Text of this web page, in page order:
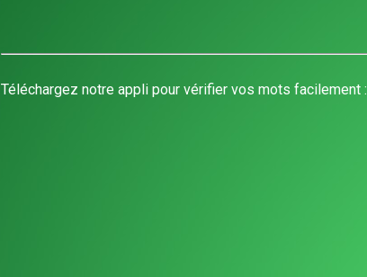
Téléchargez notre appli pour vérifier vos mots facilement :